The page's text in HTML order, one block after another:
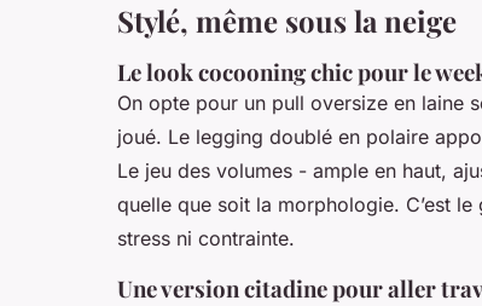
Stylé, même sous la neige
Le look cocooning chic pour le
On opte pour un pull oversize en laine
joué. Le legging doublé en polaire
Le jeu des volumes - ample en haut,
quelle que soit la morphologie. C’est
stress ni contrainte.
Une version citadine pour aller